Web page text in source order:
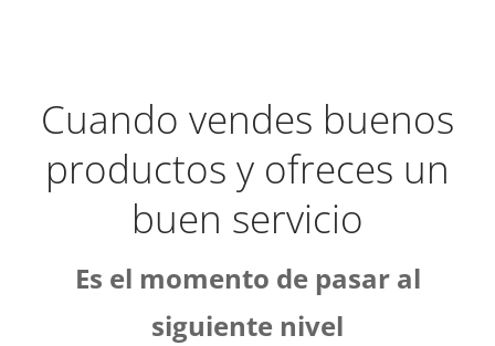
Cuando vendes buenos
productos y ofreces un
buen servicio
Es el momento de pasar al
siguiente nivel